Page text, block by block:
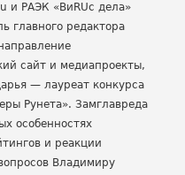
и РАЭК «ВиRUс дела»
главного редактора
сайт и медиапроекты,
— лауреат конкурса
Рунета». Замглавреда
особенностях
и реакции
Владимиру